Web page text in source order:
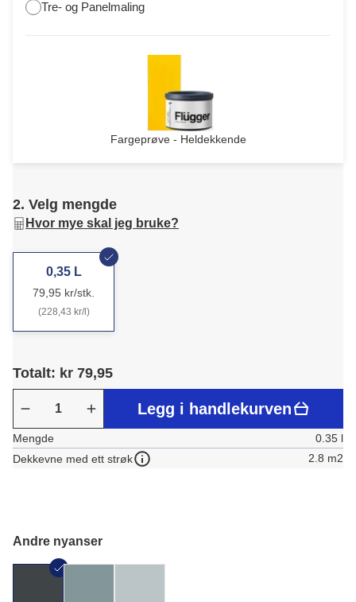
Tre- og Panelmaling
Fargeprøve - Heldekkende
2. Velg mengde
Hvor mye skal jeg bruke?
0,35 L
79,95 kr/stk.
(228,43 kr/l)
Totalt: kr 79,95
Legg i handlekurven
Mengde
0.35 l
Dekkevne med ett strøk
2.8 m2
Andre nyanser